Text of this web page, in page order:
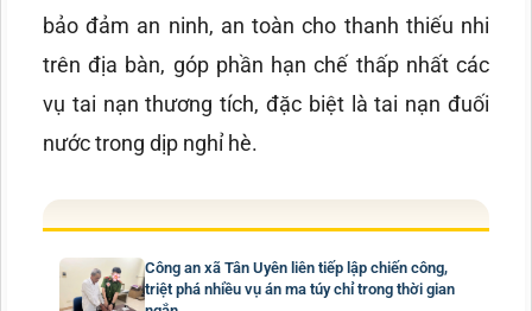
bảo đảm an ninh, an toàn cho thanh thiếu nhi
trên địa bàn, góp phần hạn chế thấp nhất các
vụ tai nạn thương tích, đặc biệt là tai nạn đuối
nước trong dịp nghỉ hè.
Công an xã Tân Uyên liên tiếp lập chiến công,
triệt phá nhiều vụ án ma túy chỉ trong thời gian